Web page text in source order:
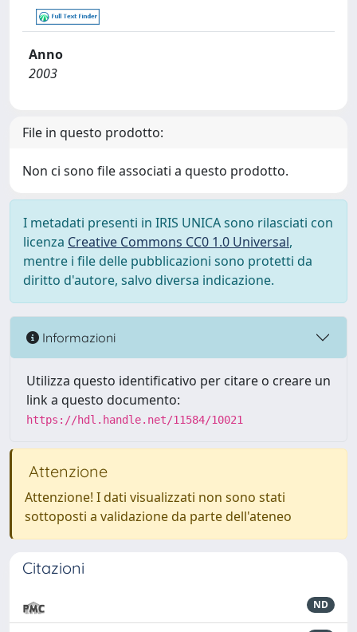
Anno
2003
File in questo prodotto:
Non ci sono file associati a questo prodotto.
I metadati presenti in IRIS UNICA sono rilasciati con
licenza Creative Commons CC0 1.0 Universal,
mentre i file delle pubblicazioni sono protetti da
diritto d'autore, salvo diversa indicazione.
Informazioni
Utilizza questo identificativo per citare o creare un
link a questo documento:
https://hdl.handle.net/11584/10021
Attenzione
Attenzione! I dati visualizzati non sono stati
sottoposti a validazione da parte dell'ateneo
Citazioni
ND